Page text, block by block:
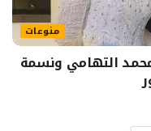
منوعات
التهامي ونسمة